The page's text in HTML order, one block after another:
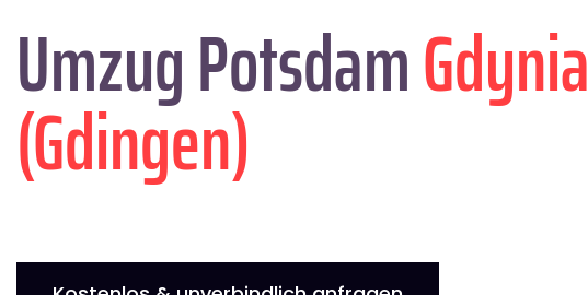
Umzug PotsdamGdynia
(Gdingen)